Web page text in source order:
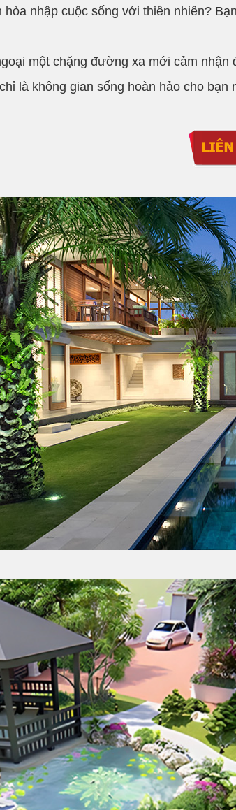
hòa nhập cuộc sống với thiên nhiên?
một chặng đường xa mới cảm
là không gian sống hoàn hảo cho